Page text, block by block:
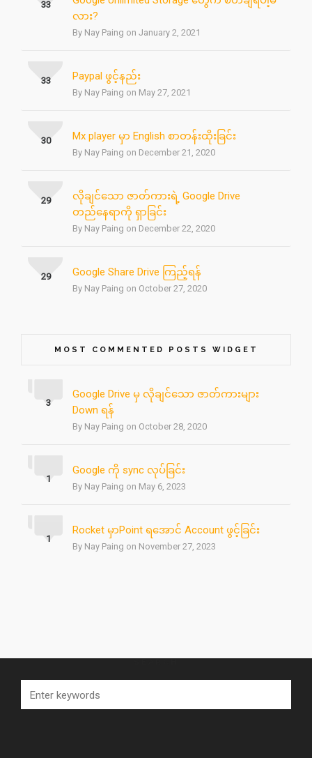
လား?
By Nay Paing on January 2, 2021
33
Paypal ဖွင့်နည်း
By Nay Paing on May 27, 2021
33
Mx player မှာ English စာတန်းထိုးခြင်း
By Nay Paing on December 21, 2020
30
လိုချင်သော ဇာတ်ကားရဲ့ Google Drive
တည်နေရာကို ရှာခြင်း
By Nay Paing on December 22, 2020
29
Google Share Drive ကြည့်ရန်
By Nay Paing on October 27, 2020
29
MOST COMMENTED POSTS WIDGET
Google Drive မှ လိုချင်သော ဇာတ်ကားများ
Down ရန်
By Nay Paing on October 28, 2020
3
Google ကို sync လုပ်ခြင်း
By Nay Paing on May 6, 2023
1
Rocket မှာPoint ရအောင် Account ဖွင့်ခြင်း
By Nay Paing on November 27, 2023
1